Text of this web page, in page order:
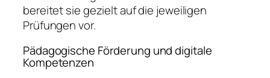
bereitet sie gezielt auf die jeweiligen
Prüfungen vor.
Pädagogische Förderung und digitale
Kompetenzen